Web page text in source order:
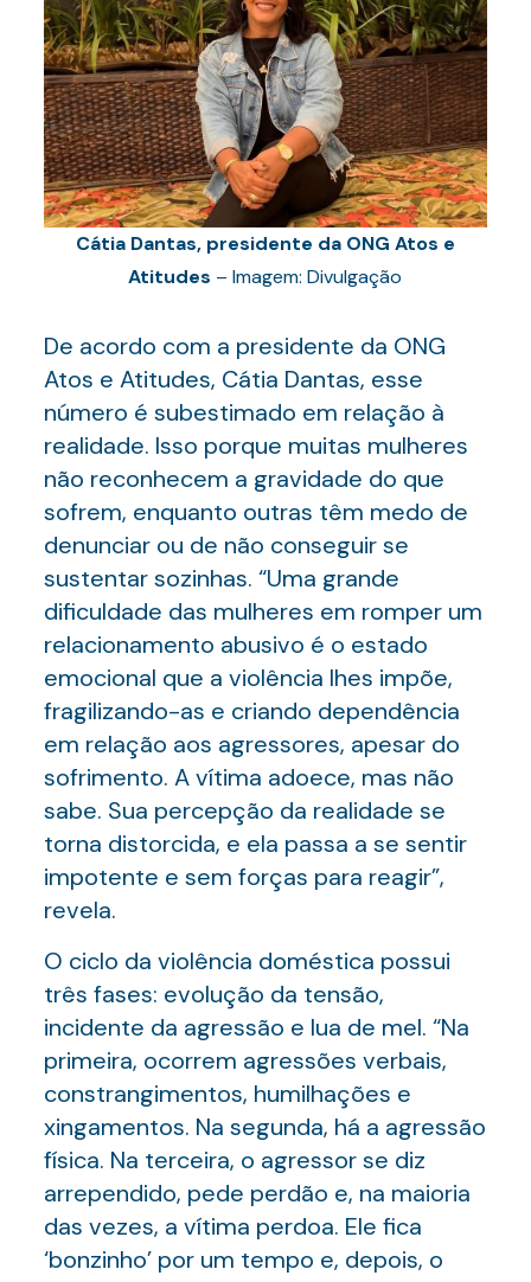
Cátia Dantas, presidente da ONG Atos e
Atitudes – Imagem: Divulgação
De acordo com a presidente da ONG
Atos e Atitudes, Cátia Dantas, esse
número é subestimado em relação à
realidade. Isso porque muitas mulheres
não reconhecem a gravidade do que
sofrem, enquanto outras têm medo de
denunciar ou de não conseguir se
sustentar sozinhas. “Uma grande
dificuldade das mulheres em romper um
relacionamento abusivo é o estado
emocional que a violência lhes impõe,
fragilizando-as e criando dependência
em relação aos agressores, apesar do
sofrimento. A vítima adoece, mas não
sabe. Sua percepção da realidade se
torna distorcida, e ela passa a se sentir
impotente e sem forças para reagir”,
revela.
O ciclo da violência doméstica possui
três fases: evolução da tensão,
incidente da agressão e lua de mel. “Na
primeira, ocorrem agressões verbais,
constrangimentos, humilhações e
xingamentos. Na segunda, há a agressão
física. Na terceira, o agressor se diz
arrependido, pede perdão e, na maioria
das vezes, a vítima perdoa. Ele fica
‘bonzinho’ por um tempo e, depois, o